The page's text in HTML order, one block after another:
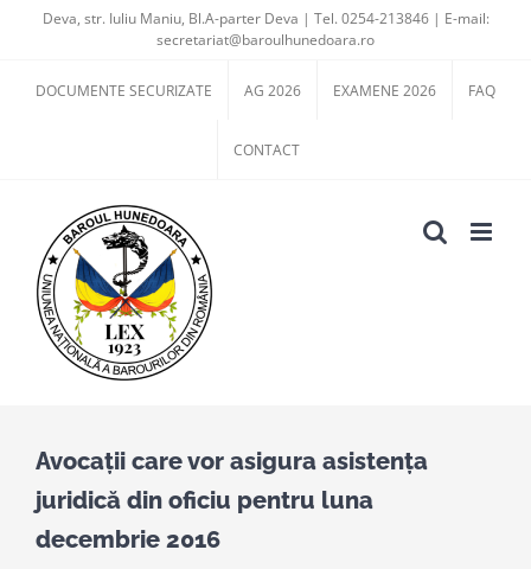
content
Deva, str. Iuliu Maniu, Bl.A-parter Deva | Tel. 0254-213846 | E-mail:
secretariat@baroulhunedoara.ro
DOCUMENTE SECURIZATE AG 2026 EXAMENE 2026 FAQ
CONTACT
Avocații care vor asigura asistența
juridică din oficiu pentru luna
decembrie 2016